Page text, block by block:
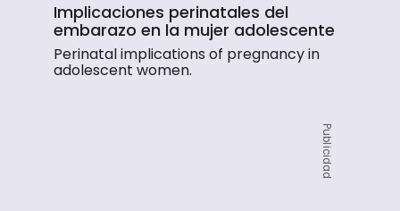
Implicaciones perinatales del
embarazo en la mujer adolescente
Perinatal implications of pregnancy in
adolescent women.
Publicidad